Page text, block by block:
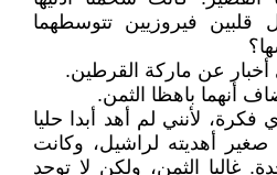
فيروزيين تتوسطهما
أخبار عن ماركة القرطين.
أنهما باهظا الثمن.
لأنني لم أهد أبدا حليا
أهديته لراشيل، وكانت
غاليا الثمن، ولكن لا توجد